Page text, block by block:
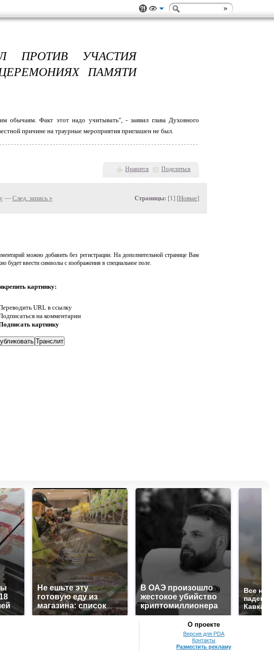
ПРОТИВ УЧАСТИЯ
ПАМЯТИ
Факт этот надо учитывать", - заявил глава Духовного
причине на траурные мероприятия приглашен не был.
Нравится Поделиться
— След. запись » Страницы: [1] [Новые]
можно добавить без регистрации. На дополнительной странице Вам
будет ввести символы с изображения в специальное поле.
картинку:
URL в ссылку
на комментарии
картинку
Не ешьте эту
готовую еду из
магазина: список
В ОАЭ произошло
жестокое убийство
криптомиллионера
Все
О проекте
Версия для PDA
Контакты
Разместить рекламу